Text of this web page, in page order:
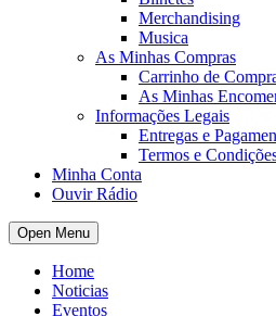
Merchandising
Musica
As Minhas Compras
Carrinho de
As Minhas
Informações Legais
Entregas e
Termos e
Minha Conta
Ouvir Rádio
Open Menu
Home
Noticias
Eventos